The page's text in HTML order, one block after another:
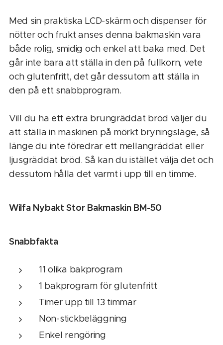
Med sin praktiska LCD-skärm och dispenser för
nötter och frukt anses denna bakmaskin vara
både rolig, smidig och enkel att baka med. Det
går inte bara att ställa in den på fullkorn, vete
och glutenfritt, det går dessutom att ställa in
den på ett snabbprogram.
Vill du ha ett extra brungräddat bröd väljer du
att ställa in maskinen på mörkt bryningsläge, så
länge du inte föredrar ett mellangräddat eller
ljusgräddat bröd. Så kan du istället välja det och
dessutom hålla det varmt i upp till en timme.
Wilfa Nybakt Stor Bakmaskin BM-50
Snabbfakta
11 olika bakprogram
1 bakprogram för glutenfritt
Timer upp till 13 timmar
Non-stickbeläggning
Enkel rengöring